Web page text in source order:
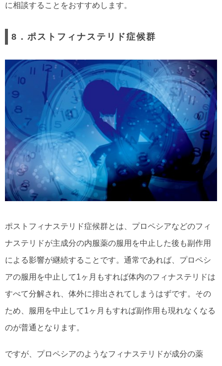
に相談することをおすすめします。
8．ポストフィナステリド症候群
ポストフィナステリド症候群とは、プロペシアなどのフィ
ナステリドが主成分の内服薬の服用を中止した後も副作用
による影響が継続することです。通常であれば、プロペシ
アの服用を中止して1ヶ月もすれば体内のフィナステリドは
すべて分解され、体外に排出されてしまうはずです。その
ため、服用を中止して1ヶ月もすれば副作用も現れなくなる
のが普通となります。
ですが、プロペシアのようなフィナステリドが成分の薬